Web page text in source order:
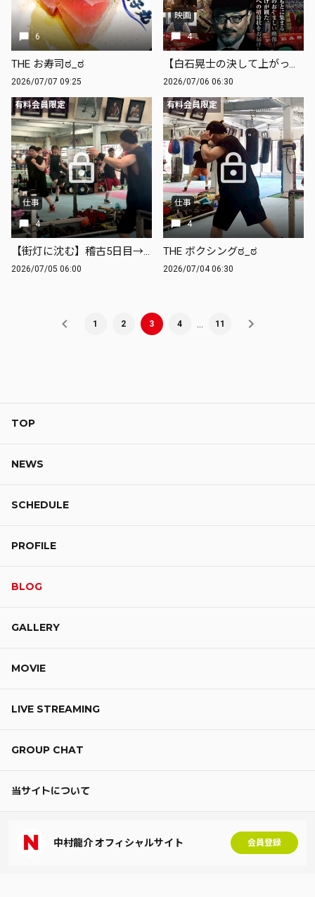
6
THE お寿司ಠ_ಠ
2026/07/07 09:25
映画
4
【白石晃士の決して上がってこないで下さいVol.2】観賞ಠ_ಠ
2026/07/06 06:30
有料会員限定
仕事
4
【街灯に沈む】稽古5日目→告知ಠ_ಠ
2026/07/05 06:00
有料会員限定
仕事
4
THE ボクシングಠ_ಠ
2026/07/04 06:30
1 2 3 4 11
TOP
NEWS
SCHEDULE
PROFILE
BLOG
GALLERY
MOVIE
LIVE STREAMING
GROUP CHAT
当サイトについて
中村龍介 オフィシャルサイト 会員登録